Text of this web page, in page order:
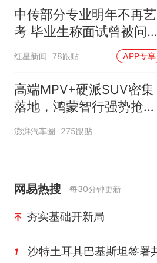
中传部分专业明年不再艺
考 毕业生称面试曾被问
“如何策划晚会” 专家：遏
红星新闻 78跟贴 APP专享
高端MPV+硬派SUV密集
落地，鸿蒙智行强势抢占
自主高端市场制高点
澎湃汽车圈 275跟贴
网易热搜 每30分钟更新
夯实基础开新局
1